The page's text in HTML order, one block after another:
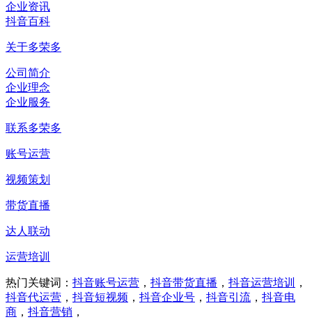
企业资讯
抖音百科
关于多荣多
公司简介
企业理念
企业服务
联系多荣多
账号运营
视频策划
带货直播
达人联动
运营培训
热门关键词： 抖音账号运营 ， 抖音带货直播 ， 抖音运营培训
，
抖音代运营 ， 抖音短视频 ， 抖音企业号 ， 抖音引流 ， 抖音电
商 ， 抖音营销 ，